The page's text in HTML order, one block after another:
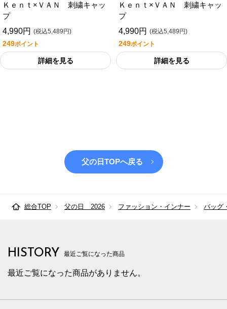
Ｋｅｎｔ×ＶＡＮ 刺繍キャッ
プ
4,990円 (税込5,489円)
249ポイント
詳細を見る
Ｋｅｎｔ×ＶＡＮ 刺繍キャッ
プ
4,990円 (税込5,489円)
249ポイント
詳細を見る
父の日TOPへ戻る
総合TOP 父の日 2026 ファッション・インナー バッグ
HISTORY 最近ご覧になった商品
最近ご覧になった商品がありません。